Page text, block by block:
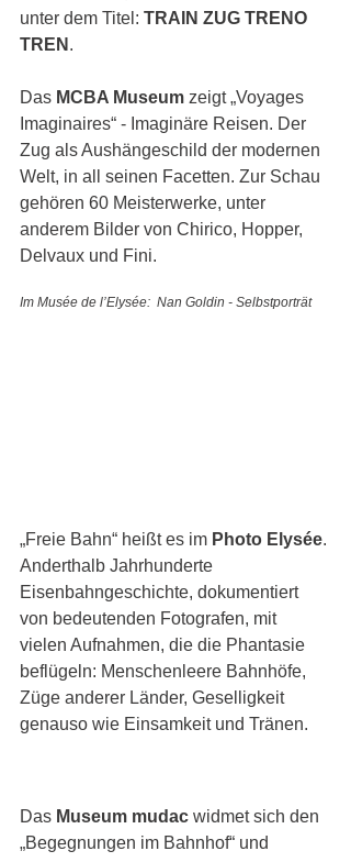
unter dem Titel: TRAIN ZUG TRENO
TREN .
Das MCBA Museum zeigt „Voyages
Imaginaires“ - Imaginäre Reisen. Der
Zug als Aushängeschild der modernen
Welt, in all seinen Facetten. Zur Schau
gehören 60 Meisterwerke, unter
anderem Bilder von Chirico, Hopper,
Delvaux und Fini.
Im Musée de l’Elysée:  Nan Goldin - Selbstporträt
„Freie Bahn“ heißt es im Photo Elysée.
Anderthalb Jahrhunderte
Eisenbahngeschichte, dokumentiert
von bedeutenden Fotografen, mit
vielen Aufnahmen, die die Phantasie
beflügeln: Menschenleere Bahnhöfe,
Züge anderer Länder, Geselligkeit
genauso wie Einsamkeit und Tränen.
Das Museum mudac widmet sich den
„Begegnungen im Bahnhof“ und